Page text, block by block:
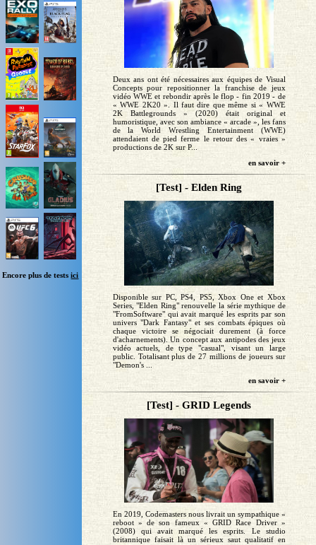
Encore plus de testsici
Deux ans ont été nécessaires aux équipes de Visual
Concepts pour repositionner la franchise de jeux
vidéo WWE et rebondir après le flop - fin 2019 - de
« WWE 2K20 ». Il faut dire que même si « WWE
2K Battlegrounds » (2020) était original et
humoristique, avec son ambiance « arcade », les fans
de la World Wrestling Entertainment (WWE)
attendaient de pied ferme le retour des « vraies »
productions de 2K sur P...
en savoir +
[Test] - Elden Ring
Disponible sur PC, PS4, PS5, Xbox One et Xbox
Series, "Elden Ring" renouvelle la série mythique de
"FromSoftware" qui avait marqué les esprits par son
univers "Dark Fantasy" et ses combats épiques où
chaque victoire se négociait durement (à force
d'acharnements). Un concept aux antipodes des jeux
vidéo actuels, de type "casual", visant un large
public. Totalisant plus de 27 millions de joueurs sur
"Demon's ...
en savoir +
[Test] - GRID Legends
En 2019, Codemasters nous livrait un sympathique «
reboot » de son fameux « GRID Race Driver »
(2008) qui avait marqué les esprits. Le studio
britannique faisait là un sérieux saut qualitatif en